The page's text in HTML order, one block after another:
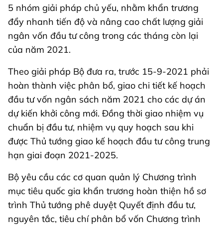
5 nhóm giải pháp chủ yếu, nhằm khẩn trương
đẩy nhanh tiến độ và nâng cao chất lượng giải
ngân vốn đầu tư công trong các tháng còn lại
của năm 2021.
Theo giải pháp Bộ đưa ra, trước 15-9-2021 phải
hoàn thành việc phân bổ, giao chi tiết kế hoạch
đầu tư vốn ngân sách năm 2021 cho các dự án
dự kiến khởi công mới. Đồng thời giao nhiệm vụ
chuẩn bị đầu tư, nhiệm vụ quy hoạch sau khi
được Thủ tướng giao kế hoạch đầu tư công trung
hạn giai đoạn 2021-2025.
Bộ yêu cầu các cơ quan quản lý Chương trình
mục tiêu quốc gia khẩn trương hoàn thiện hồ sơ
trình Thủ tướng phê duyệt Quyết định đầu tư,
nguyên tắc, tiêu chí phân bổ vốn Chương trình